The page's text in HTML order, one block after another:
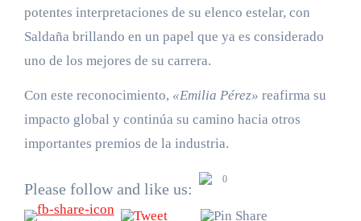
potentes interpretaciones de su elenco estelar, con
Saldaña brillando en un papel que ya es considerado
uno de los mejores de su carrera.
Con este reconocimiento, «Emilia Pérez» reafirma su
impacto global y continúa su camino hacia otros
importantes premios de la industria.
Please follow and like us:
0